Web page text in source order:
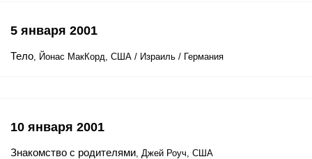
5 января 2001
Тело, Йонас МакКорд, США / Израиль / Германия
10 января 2001
Знакомство с родителями, Джей Роуч, США